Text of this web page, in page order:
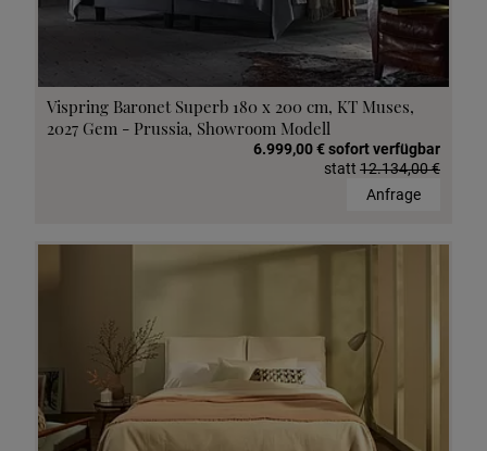
Vispring Baronet Superb 180 x 200 cm, KT Muses,
2027 Gem - Prussia, Showroom Modell
6.999,00 € sofort verfügbar
statt 12.134,00 €
Anfrage